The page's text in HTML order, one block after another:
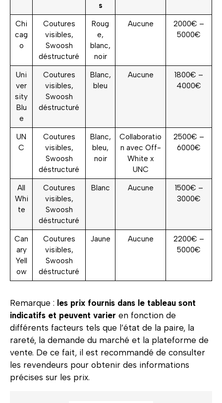
s
Chi
cag
o
Coutures
visibles,
Swoosh
déstructuré
Roug
e,
blanc,
noir
Aucune
2000€ –
5000€
Uni
ver
sity
Blu
e
Coutures
visibles,
Swoosh
déstructuré
Blanc,
bleu
Aucune
1800€ –
4000€
UN
C
Coutures
visibles,
Swoosh
déstructuré
Blanc,
bleu,
noir
Collaboratio
n avec Off-
White x
UNC
2500€ –
6000€
All
Whi
te
Coutures
visibles,
Swoosh
déstructuré
Blanc Aucune
1500€ –
3000€
Can
ary
Yell
ow
Coutures
visibles,
Swoosh
déstructuré
Jaune Aucune
2200€ –
5000€
Remarque : les prix fournis dans le tableau sont
indicatifs et peuvent varier en fonction de
différents facteurs tels que l’état de la paire, la
rareté, la demande du marché et la plateforme de
vente. De ce fait, il est recommandé de consulter
les revendeurs pour obtenir des informations
précises sur les prix.